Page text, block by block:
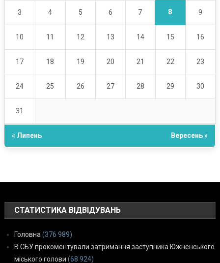
3 4 5 6 7 8 9
10 11 12 13 14 15 16
17 18 19 20 21 22 23
24 25 26 27 28 29 30
31
« Липень Вересень »
СТАТИСТИКА ВІДВІДУВАНЬ
Головна (376 989)
В СБУ прокоментували затримання заступника Южненського
міського голови (68 924)